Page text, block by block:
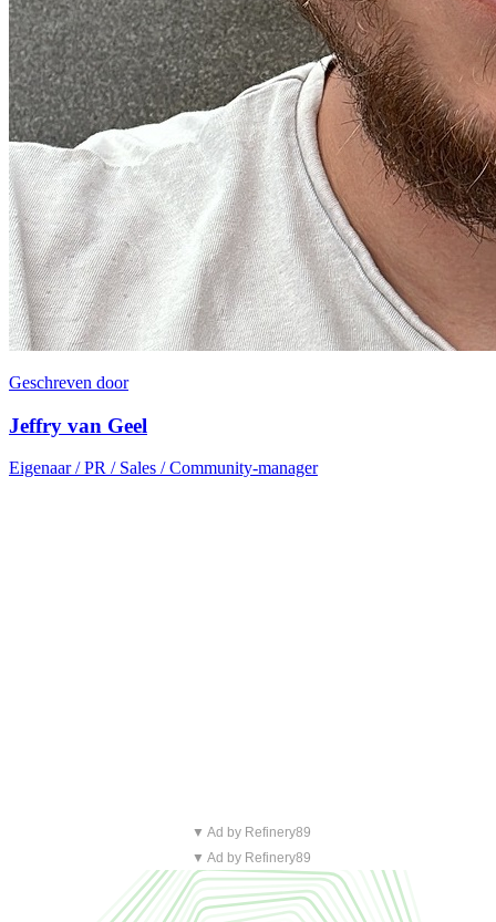
Geschreven door
Jeffry van Geel
Eigenaar / PR / Sales / Community-manager
▼ Ad by Refinery89
▼ Ad by Refinery89